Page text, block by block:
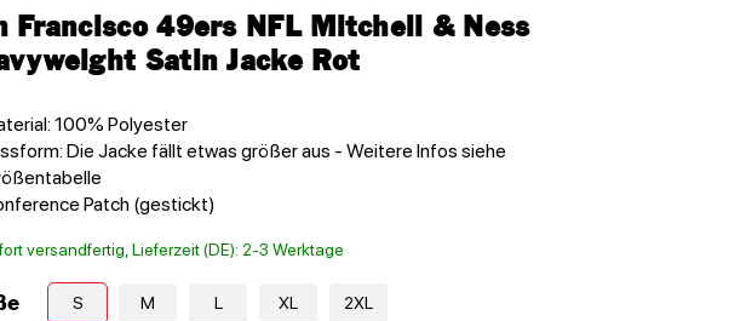
Francisco 49ers NFL Mitchell & Ness
Satin Jacke Rot
100% Polyester
Die Jacke fällt etwas größer aus - Weitere Infos siehe
Patch (gestickt)
versandfertig, Lieferzeit (DE): 2-3 Werktage
S M L XL 2XL